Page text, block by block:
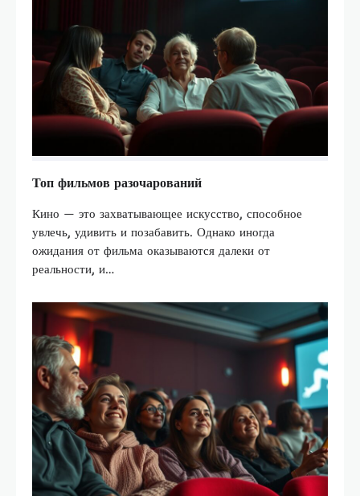
Топ фильмов разочарований
Кино — это захватывающее искусство, способное
увлечь, удивить и позабавить. Однако иногда
ожидания от фильма оказываются далеки от
реальности, и…